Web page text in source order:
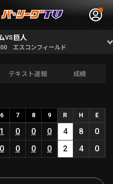
VS 巨人
エスコンフィールド
テキスト速報 成績
6 7 8 9 R H E
1 0 0 0 4 8
0
0 0 0 0 2 4 0